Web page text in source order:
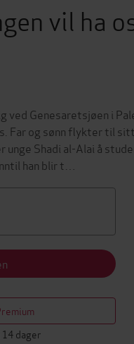
vil ha
ved Genesaretsjøen i
og sønn flykter til
unge Shadi al-Alai å
han blir t…
dager